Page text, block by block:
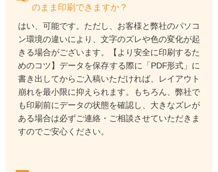
のまま印刷できますか？
はい、可能です。ただし、お客様と弊社のパソコ
ン環境の違いにより、文字のズレや色の変化が起
きる場合がございます。【より安全に印刷するた
めのコツ】データを保存する際に「PDF形式」に
書き出してからご入稿いただければ、レイアウト
崩れを最小限に抑えられます。もちろん、弊社で
も印刷前にデータの状態を確認し、大きなズレが
ある場合は必ずご連絡・ご相談させていただきま
すのでご安心ください。